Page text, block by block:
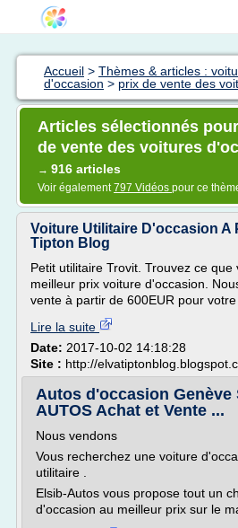
Accueil > Thèmes & articles :
d'occasion > prix de vente des
Articles sélectionnés
de vente des voitures
→ 916 articles
Voir également797 Vidéos pour ce
Voiture Utilitaire D'occasion A
Tipton Blog
Petit utilitaire Trovit. Trouvez ce que
meilleur prix voiture d'occasion.
vente à partir de 600EUR pour votre
Lire la suite
Date: 2017-10-02 14:18:28
Site : http://
Autos d'occasion Genève
AUTOS Achat et Vente ...
Nous vendons
Vous recherchez une voiture
utilitaire .
Elsib-Autos vous propose tout un
d'occasion au meilleur prix sur le